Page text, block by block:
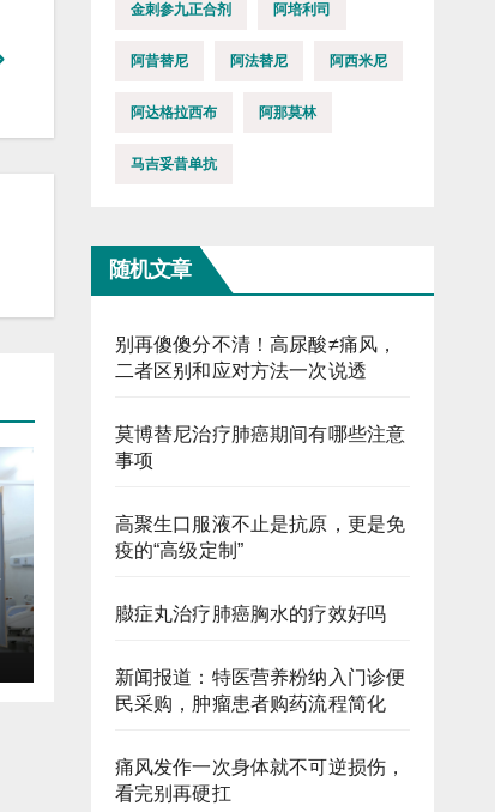
金刺参九正合剂 阿培利司
阿昔替尼 阿法替尼 阿西米尼
阿达格拉西布 阿那莫林
马吉妥昔单抗
随机文章
别再傻傻分不清！高尿酸≠痛风，
二者区别和应对方法一次说透
莫博替尼治疗肺癌期间有哪些注意
事项
高聚生口服液不止是抗原，更是免
疫的“高级定制”
臌症丸治疗肺癌胸水的疗效好吗
新闻报道：特医营养粉纳入门诊便
民采购，肿瘤患者购药流程简化
痛风发作一次身体就不可逆损伤，
看完别再硬扛